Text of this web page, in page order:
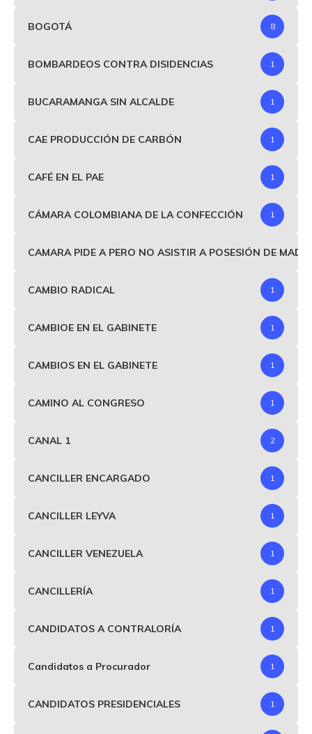
BOGOTÁ 8
BOMBARDEOS CONTRA DISIDENCIAS 1
BUCARAMANGA SIN ALCALDE 1
CAE PRODUCCIÓN DE CARBÓN 1
CAFÉ EN EL PAE 1
CÁMARA COLOMBIANA DE LA CONFECCIÓN 1
CAMARA PIDE A PERO NO ASISTIR A POSESIÓN DE
CAMBIO RADICAL 1
CAMBIOE EN EL GABINETE 1
CAMBIOS EN EL GABINETE 1
CAMINO AL CONGRESO 1
CANAL 1 2
CANCILLER ENCARGADO 1
CANCILLER LEYVA 1
CANCILLER VENEZUELA 1
CANCILLERÍA 1
CANDIDATOS A CONTRALORÍA 1
Candidatos a Procurador 1
CANDIDATOS PRESIDENCIALES 1